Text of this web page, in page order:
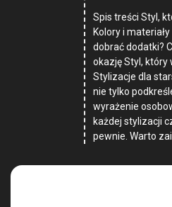
Spis treści Styl,
Kolory i
dobrać dodatki?
okazję Styl, który
Stylizacje dla
nie tylko
wyrażenie
każdej stylizacji
pewnie. Warto